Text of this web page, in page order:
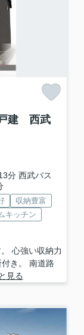
建 西武
分 西武バス
収納豊富
キッチン
心強い収納力
き。 南道路
見る